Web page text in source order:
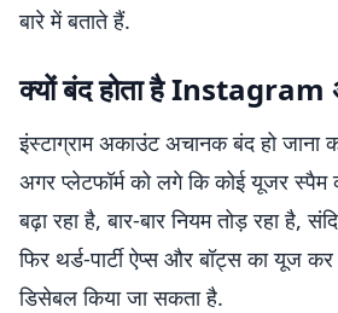
बारे में बताते हैं.
क्यों बंद होता है Instagram
इंस्टाग्राम अकाउंट अचानक बंद हो जाना
अगर प्लेटफॉर्म को लगे कि कोई यूजर
बढ़ा रहा है, बार-बार नियम तोड़ रहा है,
फिर थर्ड-पार्टी ऐप्स और बॉट्स का यूज
डिसेबल किया जा सकता है.